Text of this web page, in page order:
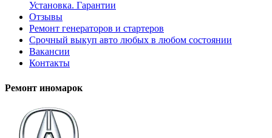
Установка. Гарантии
Отзывы
Ремонт генераторов и стартеров
Cрочный выкуп авто любых в любом состоянии
Вакансии
Контакты
Ремонт иномарок